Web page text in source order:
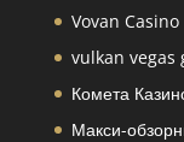
Vovan Casino
vulkan vegas
Комета
Макси-